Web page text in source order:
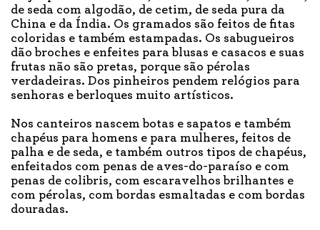
de seda com algodão, de cetim, de seda pura da
China e da Índia. Os gramados são feitos de fitas
coloridas e também estampadas. Os sabugueiros
dão broches e enfeites para blusas e casacos e suas
frutas não são pretas, porque são pérolas
verdadeiras. Dos pinheiros pendem relógios para
senhoras e berloques muito artísticos.
Nos canteiros nascem botas e sapatos e também
chapéus para homens e para mulheres, feitos de
palha e de seda, e também outros tipos de chapéus,
enfeitados com penas de aves-do-paraíso e com
penas de colibris, com escaravelhos brilhantes e
com pérolas, com bordas esmaltadas e com bordas
douradas.